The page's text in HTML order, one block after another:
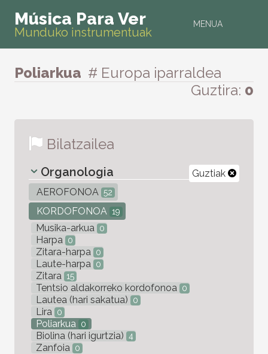
MENUA
Música Para Ver
Munduko instrumentuak
Poliarkua # Europa iparraldea
Guztira: 0
Bilatzailea
Guztiak
Organologia
AEROFONOA 52
KORDOFONOA 19
Musika-arkua 0
Harpa 0
Zitara-harpa 0
Laute-harpa 0
Zitara 15
Tentsio aldakorreko kordofonoa 0
Lautea (hari sakatua) 0
Lira 0
Poliarkua 0
Biolina (hari igurtzia) 4
Zanfoia 0